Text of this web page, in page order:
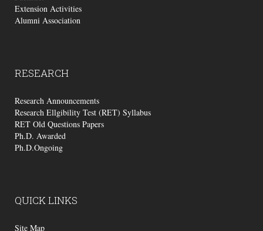
Extension Activities
Alumni Association
RESEARCH
Research Announcements
Research Ellgibility Test (RET) Syllabus
RET Old Questions Papers
Ph.D. Awarded
Ph.D.Ongoing
QUICKLINKS
Site Map